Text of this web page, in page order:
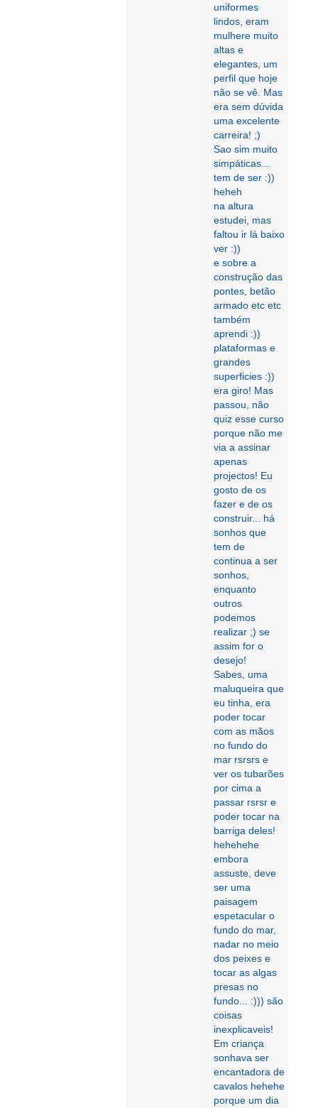
uniformes
lindos, eram
mulhere muito
altas e
elegantes, um
perfil que hoje
não se vê. Mas
era sem dúvida
uma excelente
carreira! ;)
Sao sim muito
simpáticas...
tem de ser :))
heheh
na altura
estudei, mas
faltou ir lá baixo
ver :))
e sobre a
construção das
pontes, betão
armado etc etc
também
aprendi :))
plataformas e
grandes
superficies :))
era giro! Mas
passou, não
quiz esse curso
porque não me
via a assinar
apenas
projectos! Eu
gosto de os
fazer e de os
construir... há
sonhos que
tem de
continua a ser
sonhos,
enquanto
outros
podemos
realizar ;) se
assim for o
desejo!
Sabes, uma
maluqueira que
eu tinha, era
poder tocar
com as mãos
no fundo do
mar rsrsrs e
ver os tubarões
por cima a
passar rsrsr e
poder tocar na
barriga deles!
hehehehe
embora
assuste, deve
ser uma
paisagem
espetacular o
fundo do mar,
nadar no meio
dos peixes e
tocar as algas
presas no
fundo... :))) são
coisas
inexplicaveis!
Em criança
sonhava ser
encantadora de
cavalos hehehe
porque um dia